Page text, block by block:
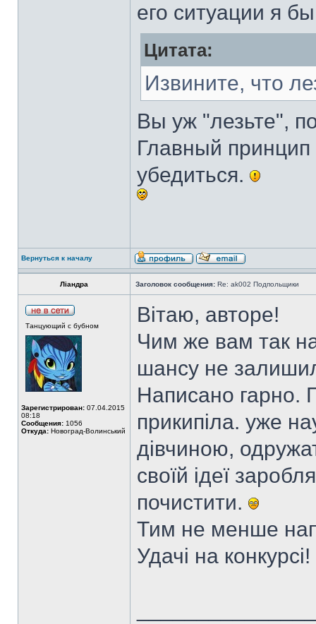
его ситуации я
Цитата:
Извините, что
Вы уж "лезьте",
Главный
убедиться.
Вернуться к началу
Ліандра Заголовок сообщения: Re: ak002 Подпольщики
Танцующий с бубном
Зарегистрирован: 07.04.2015
08:18
Сообщения: 1056
Откуда: Новоград-Волинський
Вітаю, авторе!
Чим же вам так
шансу не
Написано гарно.
прикипіла. уже
дівчиною,
своїй ідеї
почистити.
Тим не менше
Удачі на конкурсі!